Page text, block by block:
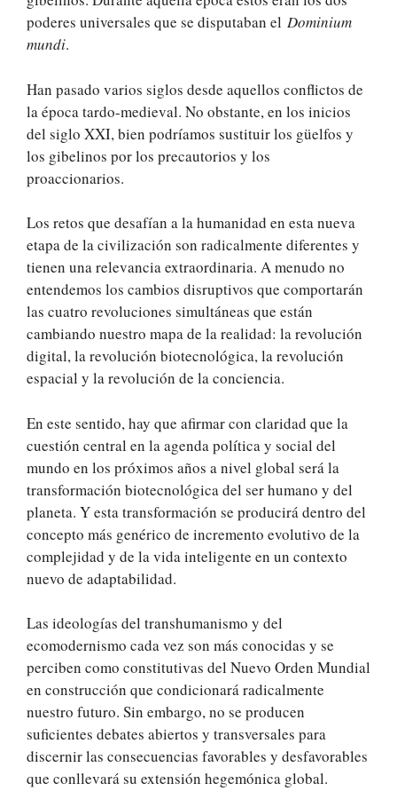
poderes universales que se disputaban el Dominium
mundi.
Han pasado varios siglos desde aquellos conflictos de
la época tardo-medieval. No obstante, en los inicios
del siglo XXI, bien podríamos sustituir los güelfos y
los gibelinos por los precautorios y los
proaccionarios.
Los retos que desafían a la humanidad en esta nueva
etapa de la civilización son radicalmente diferentes y
tienen una relevancia extraordinaria. A menudo no
entendemos los cambios disruptivos que comportarán
las cuatro revoluciones simultáneas que están
cambiando nuestro mapa de la realidad: la revolución
digital, la revolución biotecnológica, la revolución
espacial y la revolución de la conciencia.
En este sentido, hay que afirmar con claridad que la
cuestión central en la agenda política y social del
mundo en los próximos años a nivel global será la
transformación biotecnológica del ser humano y del
planeta. Y esta transformación se producirá dentro del
concepto más genérico de incremento evolutivo de la
complejidad y de la vida inteligente en un contexto
nuevo de adaptabilidad.
Las ideologías del transhumanismo y del
ecomodernismo cada vez son más conocidas y se
perciben como constitutivas del Nuevo Orden Mundial
en construcción que condicionará radicalmente
nuestro futuro. Sin embargo, no se producen
suficientes debates abiertos y transversales para
discernir las consecuencias favorables y desfavorables
que conllevará su extensión hegemónica global.